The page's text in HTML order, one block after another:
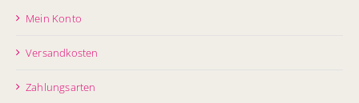
Mein Konto
Versandkosten
Zahlungsarten